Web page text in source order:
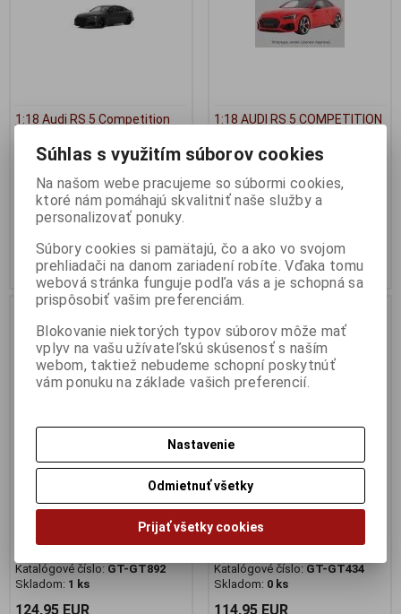
1:18 Audi RS 5 Competition
GT469
Výrobca:GT SPIRIT
Katalógové číslo:
GT-GT469
Skladom:0 ks
Pridať do košíka
1:18 AUDI RS 5 COMPETITION
Výrobca:GT SPIRIT
Katalógové číslo:
GT-GT457
Skladom:1 ks
Pridať do košíka
1:18 AUDI R8 by LB-WORKS
2022 CANDY RED - GT SPIRIT
Katalógové číslo: GT-GT892
Skladom: 1 ks
124,95 EUR
1:18 AUDI ABT RS3-R
DAYTONA GREY - GT SPIRIT -
GT434
Katalógové číslo: GT-GT434
Skladom: 0 ks
114,95 EUR
Súhlas s využitím súborov cookies
Na našom webe pracujeme so súbormi cookies,
ktoré nám pomáhajú skvalitniť naše služby a
personalizovať ponuky.
Súbory cookies si pamätajú, čo a ako vo svojom
prehliadači na danom zariadení robíte. Vďaka tomu
webová stránka funguje podľa vás a je schopná sa
prispôsobiť vašim preferenciám.
Blokovanie niektorých typov súborov môže mať
vplyv na vašu užívateľskú skúsenosť s naším
webom, taktiež nebudeme schopní poskytnúť
vám ponuku na základe vašich preferencií.
Nastavenie
Odmietnuť všetky
Prijať všetky cookies